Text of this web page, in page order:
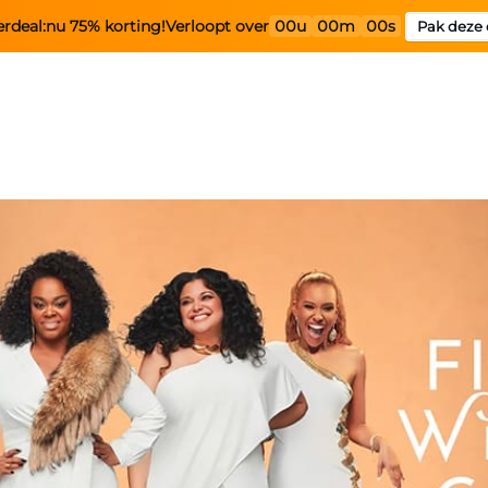
nu 75% korting!Verloopt over 00u 00m 00s Pak deze